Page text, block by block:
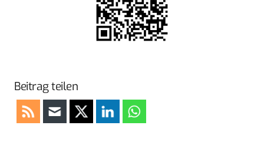
Beitrag teilen